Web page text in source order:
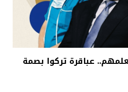
عباقرة تركوا بصمة